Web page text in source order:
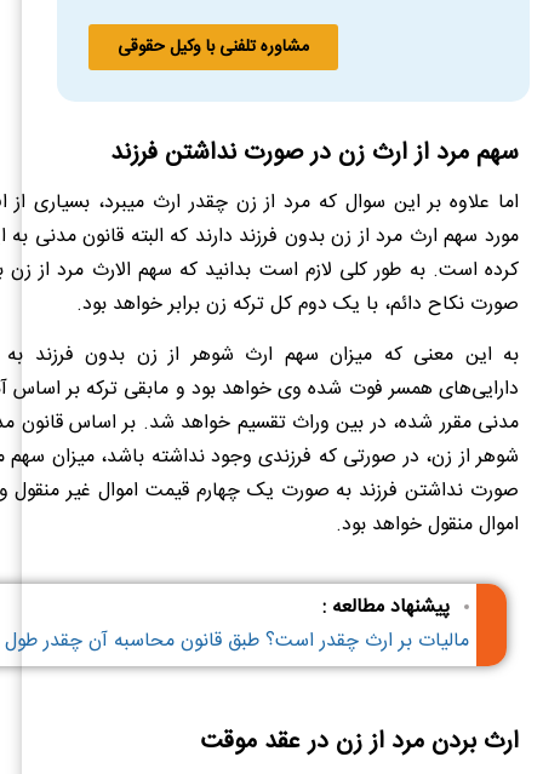
مشاوره تلفنی با وکیل حقوقی
سهم مرد از ارث زن در صورت نداشتن فرزند
اما علاوه بر این سوال که مرد از زن چقدر ارث میبرد، بسیاری از
مورد سهم ارث مرد از زن بدون فرزند دارند که البته قانون مدنی به
کرده است. به طور کلی لازم است بدانید که سهم الارث مرد از زن
صورت نکاح دائم، با یک دوم کل ترکه زن برابر خواهد بود.
به این معنی که میزان سهم ارث شوهر از زن بدون فرزند
دارایی‌های همسر فوت شده وی خواهد بود و مابقی ترکه بر اساس
مدنی مقرر شده، در بین وراث تقسیم خواهد شد. بر اساس قانون
شوهر از زن، در صورتی که فرزندی وجود نداشته باشد، میزان سهم
صورت نداشتن فرزند به صورت یک چهارم قیمت اموال غیر منقول
اموال منقول خواهد بود.
پیشنهاد مطالعه :
مالیات بر ارث چقدر است؟ طبق قانون محاسبه آن چقدر
ارث بردن مرد از زن در عقد موقت